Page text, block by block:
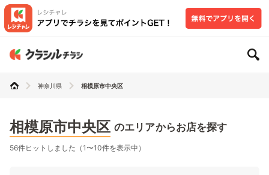
神奈川県 相模原市中央区
相模原市中央区 のエリアからお店を探す
56件ヒットしました（1〜10件を表示中）